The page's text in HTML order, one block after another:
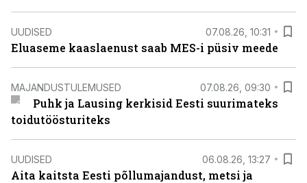
UUDISED 07.08.26, 10:31
Eluaseme kaaslaenust saab MES-i püsiv meede
MAJANDUSTULEMUSED 07.08.26, 09:30
Puhk ja Lausing kerkisid Eesti suurimateks
toidutöösturiteks
UUDISED 06.08.26, 13:27
Aita kaitsta Eesti põllumajandust, metsi ja